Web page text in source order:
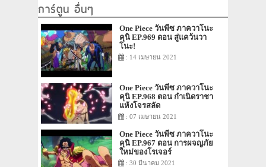
การ์ตูน อื่นๆ
One Piece วันพีซ ภาควาโนะ
คุนิ EP.969 ตอน สู่แคว้นวา
โนะ!
: 14 เมษายน 2021
One Piece วันพีซ ภาควาโนะ
คุนิ EP.968 ตอน กำเนิดราชา
แห้งโจรสลัด
: 07 เมษายน 2021
One Piece วันพีซ ภาควาโนะ
คุนิ EP.967 ตอน การผจญภัย
ใหม่ของโรเจอร์
: 30 มีนาคม 2021